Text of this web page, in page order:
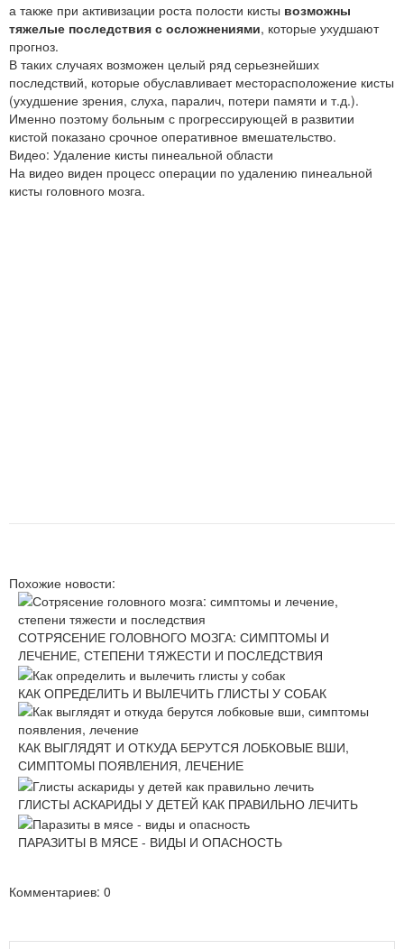
а также при активизации роста полости кисты возможны
тяжелые последствия с осложнениями, которые ухудшают
прогноз.
В таких случаях возможен целый ряд серьезнейших
последствий, которые обуславливает месторасположение кисты
(ухудшение зрения, слуха, паралич, потери памяти и т.д.).
Именно поэтому больным с прогрессирующей в развитии
кистой показано срочное оперативное вмешательство.
Видео: Удаление кисты пинеальной области
На видео виден процесс операции по удалению пинеальной
кисты головного мозга.
Похожие новости:
СОТРЯСЕНИЕ ГОЛОВНОГО МОЗГА: СИМПТОМЫ И
ЛЕЧЕНИЕ, СТЕПЕНИ ТЯЖЕСТИ И ПОСЛЕДСТВИЯ
КАК ОПРЕДЕЛИТЬ И ВЫЛЕЧИТЬ ГЛИСТЫ У СОБАК
КАК ВЫГЛЯДЯТ И ОТКУДА БЕРУТСЯ ЛОБКОВЫЕ ВШИ,
СИМПТОМЫ ПОЯВЛЕНИЯ, ЛЕЧЕНИЕ
ГЛИСТЫ АСКАРИДЫ У ДЕТЕЙ КАК ПРАВИЛЬНО ЛЕЧИТЬ
ПАРАЗИТЫ В МЯСЕ - ВИДЫ И ОПАСНОСТЬ
Комментариев: 0